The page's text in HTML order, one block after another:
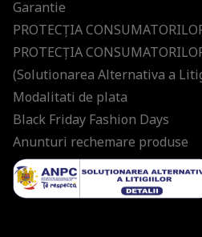
Garantie
PROTECŢIA
PROTECŢIA
(Solutionarea Alternativa a
Modalitati de plata
Black Friday Fashion Days
Anunturi rechemare produse